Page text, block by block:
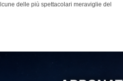
delle più spettacolari meraviglie del